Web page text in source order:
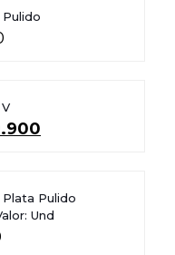
Pulido
$19.900.
Pulido
Und